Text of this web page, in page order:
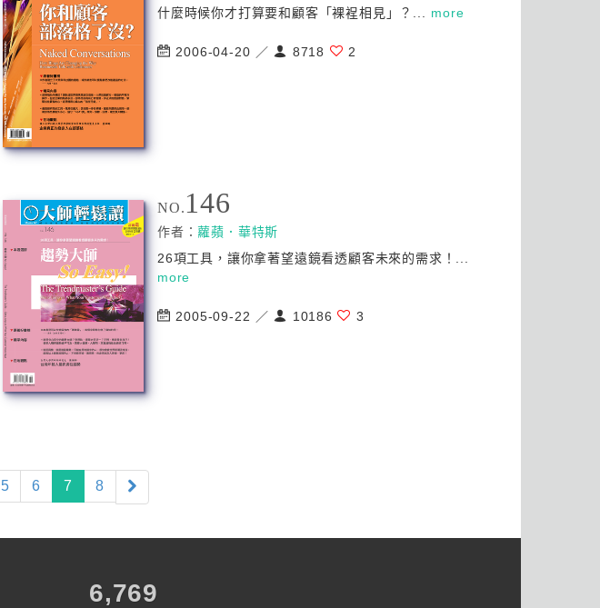
什麼時候你才打算要和顧客「裸裎相見」？... more
2006-04-20 ／ 8718 2
NO. 146
作者：蘿蘋．華特斯
26項工具，讓你拿著望遠鏡看透顧客未來的需求！...
more
2005-09-22 ／ 10186 3
5 6 7 (current)
8
7,787